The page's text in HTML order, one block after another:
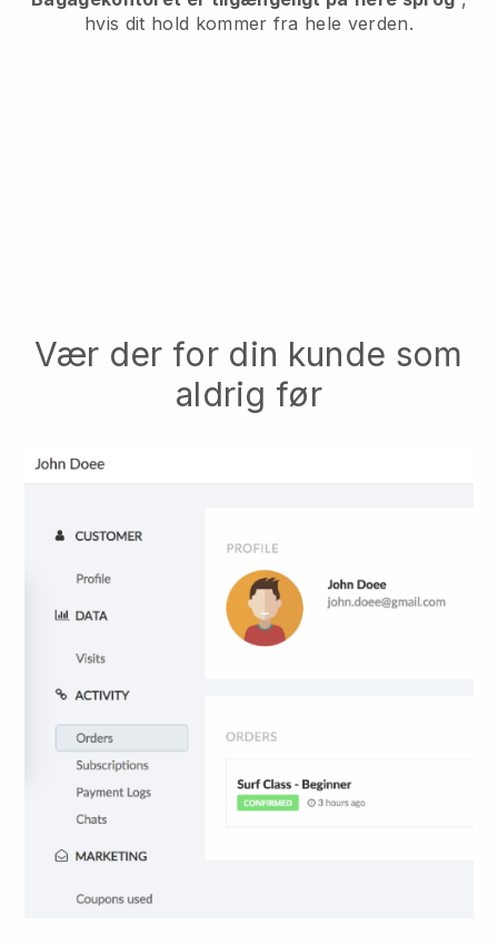
hvis dit hold kommer fra hele verden.
Vær der for din kunde som
aldrig før